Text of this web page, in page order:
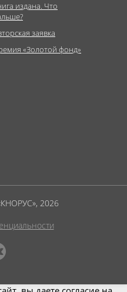
издана. Что
заявка
«Золотой фонд»
2026